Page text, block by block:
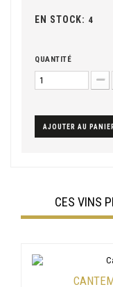
EN STOCK: 4
QUANTITÉ
AJOUTER AU
CES VINS